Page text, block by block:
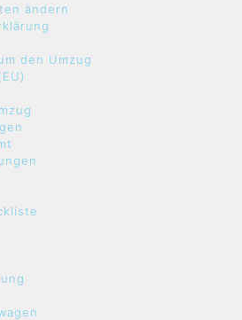
ändern
den Umzug